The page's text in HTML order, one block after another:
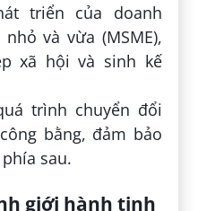
triển của doanh
và vừa (MSME),
xã hội và sinh kế
trình chuyển đổi
bằng, đảm bảo
sau.
giới hành tinh